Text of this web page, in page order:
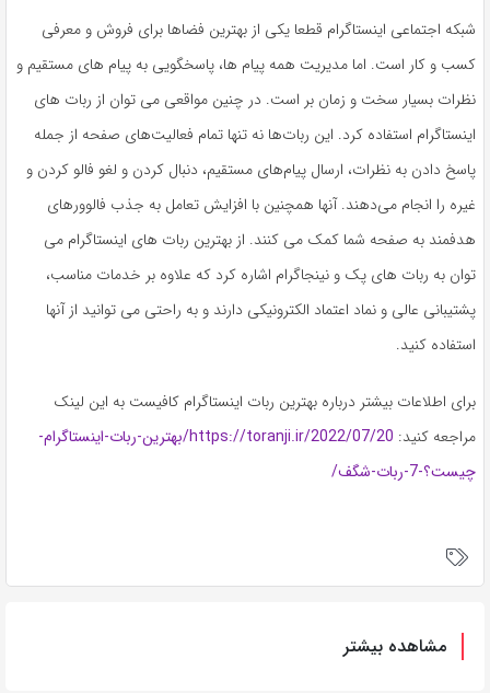
شبکه اجتماعی اینستاگرام قطعا یکی از بهترین فضاها برای فروش و معرفی
کسب و کار است. اما مدیریت همه پیام ها، پاسخگویی به پیام های مستقیم و
نظرات بسیار سخت و زمان بر است. در چنین مواقعی می توان از ربات های
اینستاگرام استفاده کرد. این ربات‌ها نه تنها تمام فعالیت‌های صفحه از جمله
پاسخ دادن به نظرات، ارسال پیام‌های مستقیم، دنبال کردن و لغو فالو کردن و
غیره را انجام می‌دهند. آنها همچنین با افزایش تعامل به جذب فالوورهای
هدفمند به صفحه شما کمک می کنند. از بهترین ربات های اینستاگرام می
توان به ربات های پک و نینجاگرام اشاره کرد که علاوه بر خدمات مناسب،
پشتیبانی عالی و نماد اعتماد الکترونیکی دارند و به راحتی می توانید از آنها
استفاده کنید.
برای اطلاعات بیشتر درباره بهترین ربات اینستاگرام کافیست به این لینک
مراجعه کنید:
https://toranji.ir/2022/07/20/بهترین-ربات-اینستاگرام-
چیست؟-7-ربات-شگف/
مشاهده بیشتر